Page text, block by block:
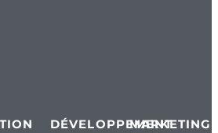
DÉVELOPPEMENT
MARKETING